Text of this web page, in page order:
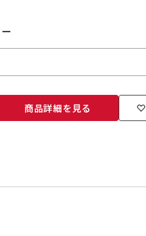
商品詳細を見る